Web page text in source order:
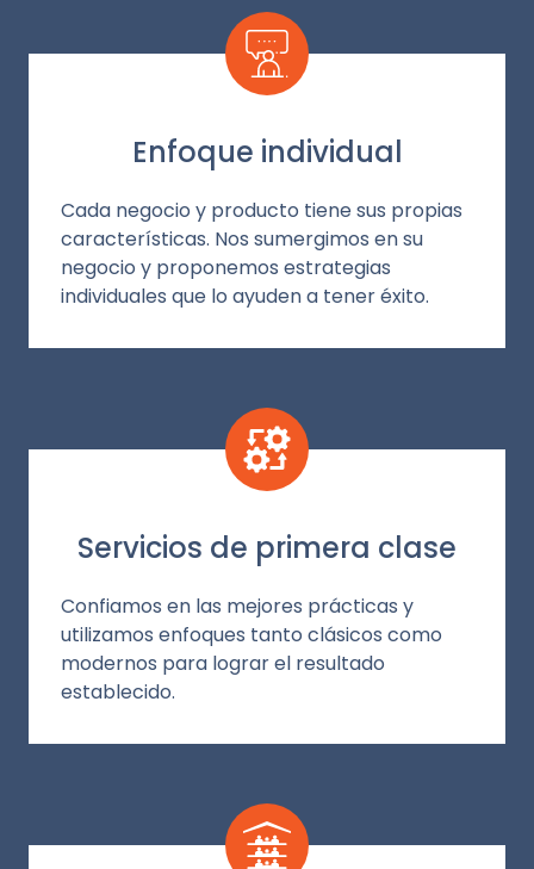
Enfoque individual
Cada negocio y producto tiene sus propias
características. Nos sumergimos en su
negocio y proponemos estrategias
individuales que lo ayuden a tener éxito.
Servicios de primera clase
Confiamos en las mejores prácticas y
utilizamos enfoques tanto clásicos como
modernos para lograr el resultado
establecido.